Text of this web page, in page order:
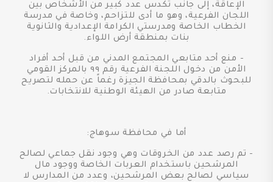
الإعاقة، إلى جانب تكدس عدد كبير من الأشخاص بين
اللجان الفرعية، وهو ما أدى للتزاحم، وخاصة في مدرسة
الخطاب الخاصة ومدرستي الكرامة الإعدادية والثانوية
بنات بمنطقة أرض اللواء.
- منع أحد متابعي المجتمع المدني من قبل أحد أفراد
الأمن من دخول اللجنة الفرعية رقم ٩٩ بالمركز القومي
للبحوث بالدقي بمحافظة الجيزة رغماً عن حمله لتصريح
متابعة صادر من الهيئة الوطنية للانتخابات.
أما في محافظة سوهاج:
- تم رصد عدد من الخروقات وهي وجود نقل جماعي لصالح
المرشحين باستخدام العربات الخاصة ووجود مال
سياسي لصالح بعض المرشحين، وعدد من المدارس لا